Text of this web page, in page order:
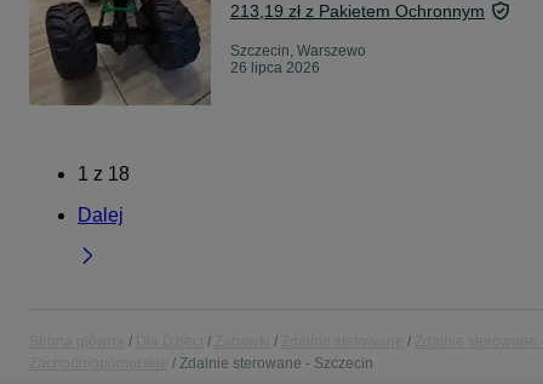
213,19 zł z Pakietem Ochronnym
Szczecin, Warszewo
26 lipca 2026
1 z 18
Dalej
Zdalnie sterowane - Szczecin